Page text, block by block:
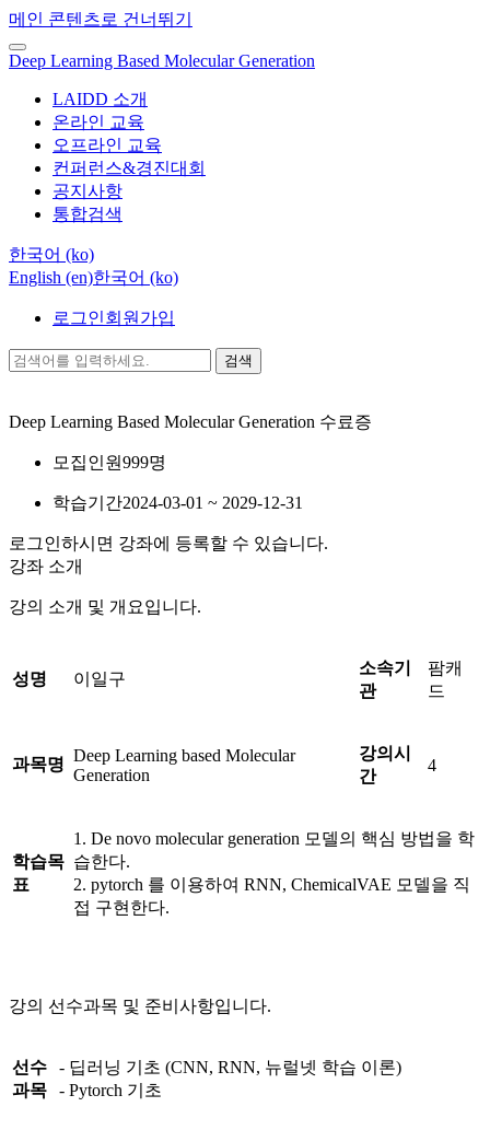
메인 콘텐츠로 건너뛰기
Deep Learning Based Molecular Generation
LAIDD 소개
온라인 교육
오프라인 교육
컨퍼런스&경진대회
공지사항
통합검색
한국어 ‎(ko)‎
English ‎(en)‎한국어 ‎(ko)‎
로그인회원가입
검색
Deep Learning Based Molecular Generation 수료증
모집인원999명
학습기간2024-03-01 ~ 2029-12-31
로그인하시면 강좌에 등록할 수 있습니다.
강좌 소개
강의 소개 및 개요입니다.
성명 이일구
소속기
관
팜캐
드
과목명 Deep Learning based Molecular
Generation
강의시
간
4
학습목
표
1. De novo molecular generation 모델의 핵심 방법을 학
습한다.
2. pytorch 를 이용하여 RNN, ChemicalVAE 모델을 직
접 구현한다.
강의 선수과목 및 준비사항입니다.
선수
과목
- 딥러닝 기초 (CNN, RNN, 뉴럴넷 학습 이론)
- Pytorch 기초